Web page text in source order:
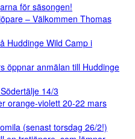
för säsongen!
– Välkommen Thomas
Huddinge Wild Camp i
öppnar anmälan till Huddinge
14/3
orange-violett 20-22 mars
(senast torsdag 26/2!)